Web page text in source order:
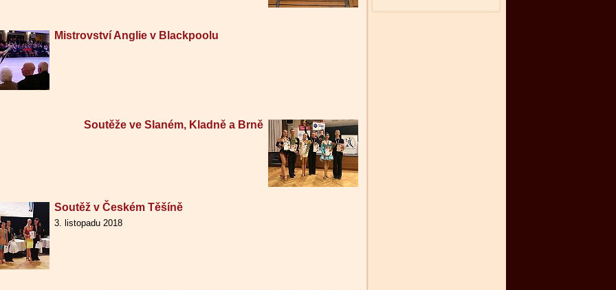
Mistrovství Anglie v Blackpoolu
Soutěže ve Slaném, Kladně a Brně
Soutěž v Českém Těšíně
3. listopadu 2018